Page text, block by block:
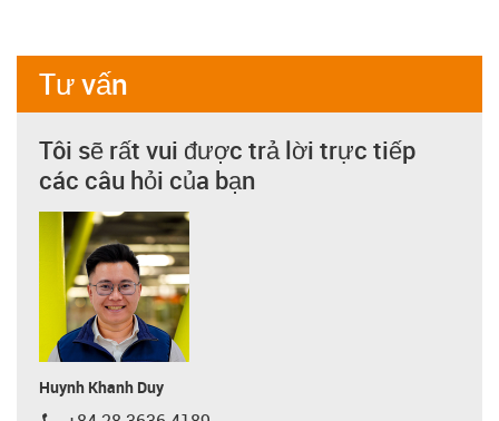
Tư vấn
Tôi sẽ rất vui được trả lời trực tiếp
các câu hỏi của bạn
Huynh Khanh Duy